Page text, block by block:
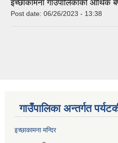
इच्छाकामना गाउँपालिकाको आर्थिक
Post date: 06/26/2023 - 13:38
गाउँपालिका अन्तर्गत
इच्छाकामना मन्दिर